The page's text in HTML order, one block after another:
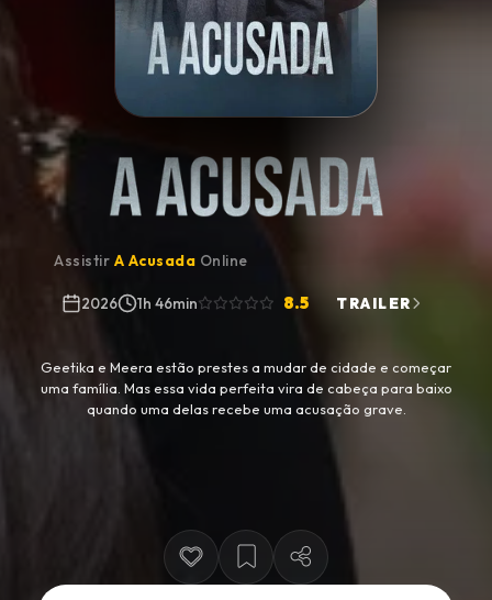
Assistir A Acusada Online
2026 1h 46min 8.5 TRAILER
Geetika e Meera estão prestes a mudar de cidade e começar
uma família. Mas essa vida perfeita vira de cabeça para baixo
quando uma delas recebe uma acusação grave.